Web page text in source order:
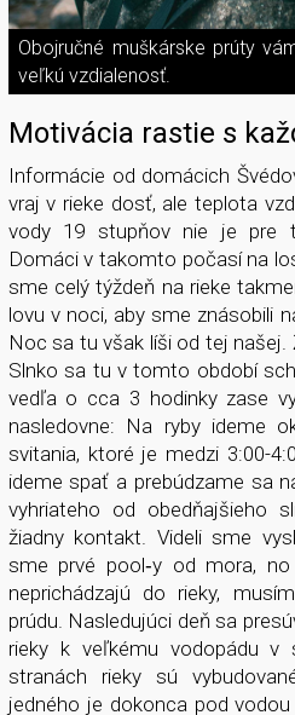
Obojručné muškárske prúty
veľkú vzdialenosť.
Motivácia rastie s
Informácie od domácich
vraj v rieke dosť, ale teplota
vody 19 stupňov nie je pre
Domáci v takomto počasí na
sme celý týždeň na rieke
lovu v noci, aby sme znásobili
Noc sa tu však líši od tej našej.
Slnko sa tu v tomto období
vedľa o cca 3 hodinky zase
nasledovne: Na ryby ideme
svitania, ktoré je medzi 3:00-
ideme spať a prebúdzame sa
vyhriateho od obedňajšieho
žiadny kontakt. Videli sme
sme prvé pool­‑y od mora,
neprichádzajú do rieky,
prúdu. Nasledujúci deň sa
rieky k veľkému vodopádu v
stranách rieky sú
jedného je dokonca pod